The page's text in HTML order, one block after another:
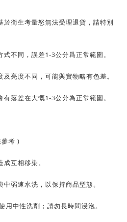
衛生考量怒無法受理退貨，請特別
不同，誤差1-3公分爲正常範圍。
亮度不同，可能與實物略有色差。
落差在大慨1-3公分為正常範圍。
考 )
互相移染。
弱速水洗，以保持商品型態。
用中性洗劑；請勿長時間浸泡。